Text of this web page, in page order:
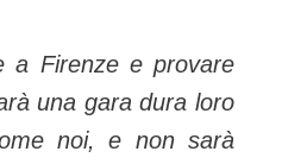
a Firenze e provare
una gara dura loro
noi, e non sarà